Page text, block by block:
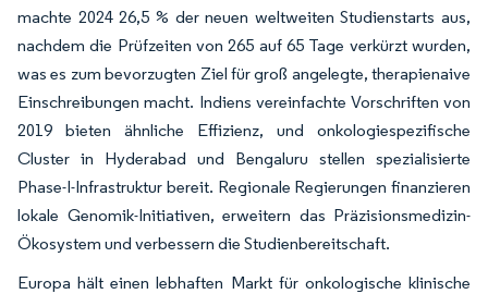
machte 2024 26,5 % der neuen weltweiten Studienstarts aus,
nachdem die Prüfzeiten von 265 auf 65 Tage verkürzt wurden,
was es zum bevorzugten Ziel für groß angelegte, therapienaive
Einschreibungen macht. Indiens vereinfachte Vorschriften von
2019 bieten ähnliche Effizienz, und onkologiespezifische
Cluster in Hyderabad und Bengaluru stellen spezialisierte
Phase-I-Infrastruktur bereit. Regionale Regierungen finanzieren
lokale Genomik-Initiativen, erweitern das Präzisionsmedizin-
Ökosystem und verbessern die Studienbereitschaft.
Europa hält einen lebhaften Markt für onkologische klinische